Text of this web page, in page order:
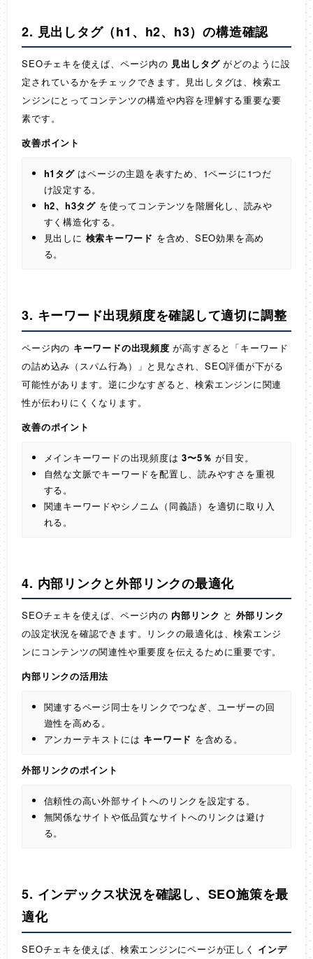
2. 見出しタグ（h1、h2、h3）の構造確認
SEOチェキを使えば、ページ内の 見出しタグがどのように設
定されているかをチェックできます。見出しタグは、検索エ
ンジンにとってコンテンツの構造や内容を理解する重要な要
素です。
改善ポイント
h1タグはページの主題を表すため、1ページに1つだ
け設定する。
h2、h3タグ を使ってコンテンツを階層化し、読みや
すく構造化する。
見出しに 検索キーワード を含め、SEO効果を高め
る。
3. キーワード出現頻度を確認して適切に調整
ページ内の キーワードの出現頻度 が高すぎると「キーワード
の詰め込み（スパム行為）」と見なされ、SEO評価が下がる
可能性があります。逆に少なすぎると、検索エンジンに関連
性が伝わりにくくなります。
改善のポイント
メインキーワードの出現頻度は3〜5％ が目安。
自然な文脈でキーワードを配置し、読みやすさを重視
する。
関連キーワードやシノニム（同義語）を適切に取り入
れる。
4. 内部リンクと外部リンクの最適化
SEOチェキを使えば、ページ内の 内部リンク と 外部リンク
の設定状況を確認できます。リンクの最適化は、検索エンジ
ンにコンテンツの関連性や重要度を伝えるために重要です。
内部リンクの活用法
関連するページ同士をリンクでつなぎ、ユーザーの回
遊性を高める。
アンカーテキストには キーワード を含める。
外部リンクのポイント
信頼性の高い外部サイトへのリンクを設定する。
無関係なサイトや低品質なサイトへのリンクは避け
る。
5. インデックス状況を確認し、SEO施策を最
適化
SEOチェキを使えば、検索エンジンにページが正しく インデ